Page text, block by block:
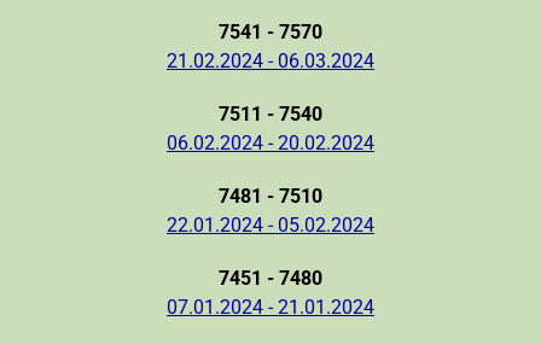
7541 - 7570
21.02.2024 - 06.03.2024
7511 - 7540
06.02.2024 - 20.02.2024
7481 - 7510
22.01.2024 - 05.02.2024
7451 - 7480
07.01.2024 - 21.01.2024